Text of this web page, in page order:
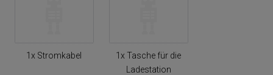
1x Stromkabel
1x Tasche für die
Ladestation